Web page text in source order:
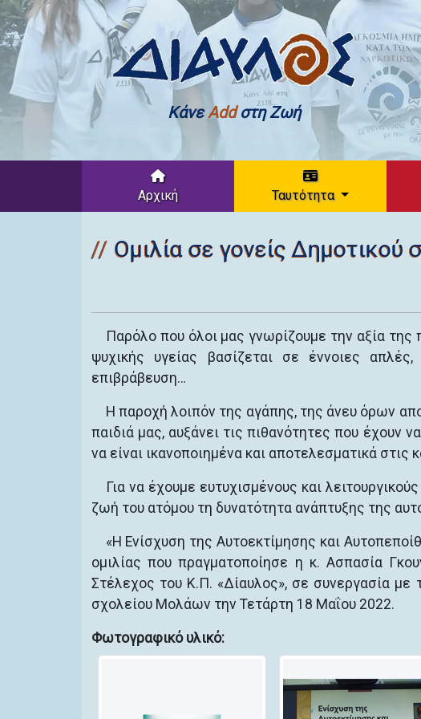
ΚάνεAddστη Ζωή
Αρχική Ταυτότητα
Ομιλία σε γονείς
Παρόλο που όλοι μας γνωρίζουμε την αξία
ψυχικής υγείας βασίζεται σε έννοιες
επιβράβευση…
Η παροχή λοιπόν της αγάπης, της άνευ όρων
παιδιά μας, αυξάνει τις πιθανότητες που έχουν
να είναι ικανοποιημένα και αποτελεσματικά
Για να έχουμε ευτυχισμένους και
ζωή του ατόμου τη δυνατότητα ανάπτυξης της
«Η Ενίσχυση της Αυτοεκτίμησης και
ομιλίας που πραγματοποίησε η κ. Ασπασία
Στέλεχος του Κ.Π. «Δίαυλος», σε συνεργασία
σχολείου Μολάων την Τετάρτη 18 Μαΐου 2022.
Φωτογραφικό υλικό: